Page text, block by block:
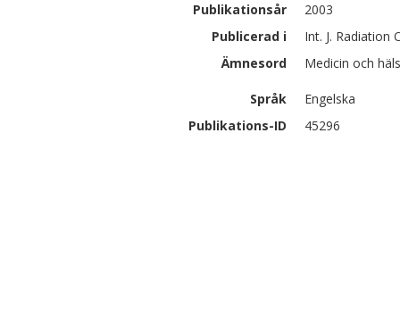
Publikationsår
2003
Publicerad i
Int. J. Radiation
Ämnesord
Medicin och
Språk
Engelska
Publikations-ID
45296